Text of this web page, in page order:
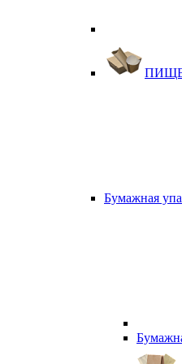
Бумажная